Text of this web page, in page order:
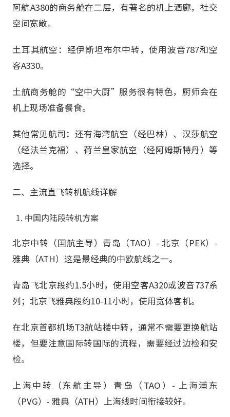
阿航A380的商务舱在二层，有著名的机上酒廊，社交
空间宽敞。
土耳其航空：经伊斯坦布尔中转，使用波音787和空
客A330。
土航商务舱的“空中大厨”服务很有特色，厨师会在
机上现场准备餐食。
其他常见航司：还有海湾航空（经巴林）、汉莎航空
（经法兰克福）、荷兰皇家航空（经阿姆斯特丹）等
选择。
二、主流直飞转机航线详解
中国内陆段转机方案
北京中转（国航主导）青岛（TAO）- 北京（PEK）-
雅典（ATH）这是最经典的中欧航线之一。
青岛飞北京段约1.5小时，使用空客A320或波音737系
列；北京飞雅典段约10-11小时，使用宽体客机。
在北京首都机场T3航站楼中转，通常不需要更换航站
楼，但要注意国际转国际的流程，需要经过边检和安
检。
上海中转（东航主导）青岛（TAO）- 上海浦东
（PVG）- 雅典（ATH）上海线时间衔接较好。